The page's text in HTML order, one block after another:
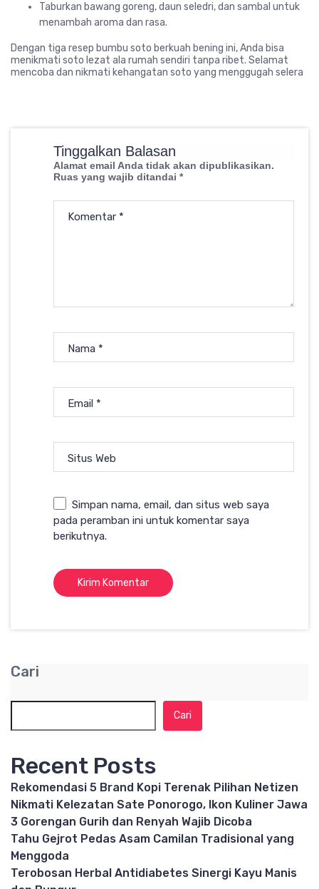
Taburkan bawang goreng, daun seledri, dan sambal untuk
menambah aroma dan rasa.
Dengan tiga resep bumbu soto berkuah bening ini, Anda bisa
menikmati soto lezat ala rumah sendiri tanpa ribet. Selamat
mencoba dan nikmati kehangatan soto yang menggugah selera
Tinggalkan Balasan
Alamat email Anda tidak akan dipublikasikan.
Ruas yang wajib ditandai *
Komentar *
Nama *
Email *
Situs Web
Simpan nama, email, dan situs web saya
pada peramban ini untuk komentar saya
berikutnya.
Cari
Cari
Recent Posts
Rekomendasi 5 Brand Kopi Terenak Pilihan Netizen
Nikmati Kelezatan Sate Ponorogo, Ikon Kuliner Jawa
3 Gorengan Gurih dan Renyah Wajib Dicoba
Tahu Gejrot Pedas Asam Camilan Tradisional yang
Menggoda
Terobosan Herbal Antidiabetes Sinergi Kayu Manis